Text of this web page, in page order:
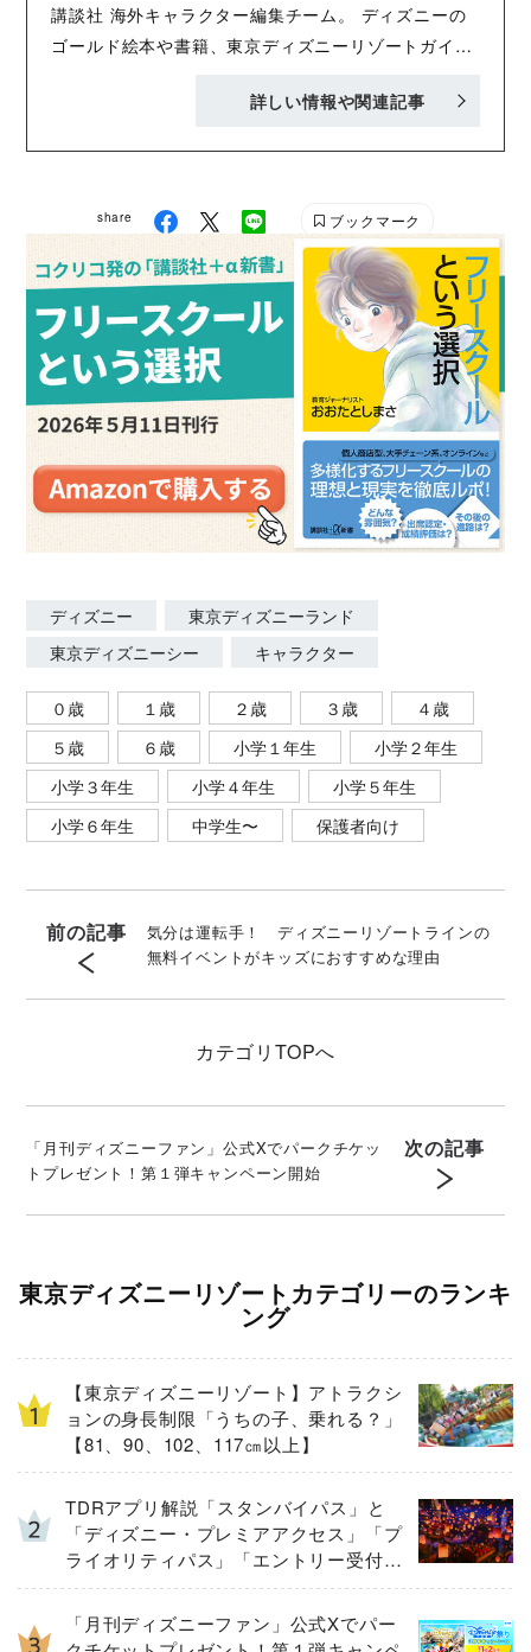
講談社 海外キャラクター編集チーム。 ディズニーの
ゴールド絵本や書籍、東京ディズニーリゾートガイド
る」書籍を刊行中！ Twitter : @KODANSHA_dish
詳しい情報や関連記事
share ブックマーク
ディズニー
東京ディズニーランド
東京ディズニーシー
キャラクター
０歳 １歳 ２歳 ３歳
４歳
５歳
６歳 小学１年生
小学２年生
小学３年生
小学４年生
小学５年生
小学６年生
中学生〜 保護者向け
前の記事
気分は運転手！ ディズニーリゾートラインの
無料イベントがキッズにおすすめな理由
カテゴリ TOPへ
「月刊ディズニーファン」公式Xでパークチケッ
トプレゼント！第１弾キャンペーン開始
次の記事
東京ディズニーリゾートカテゴリーのランキ
ング
【東京ディズニーリゾート】アトラクシ
ョンの身長制限「うちの子、乗れる？」
【81、90、102、117㎝以上】
TDRアプリ解説「スタンバイパス」と
「ディズニー・プレミアアクセス」「プ
ライオリティパス」「エントリー受付」
とは
「月刊ディズニーファン」公式Xでパー